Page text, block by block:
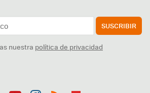
SUSCRIBIR
nuestra política de privacidad